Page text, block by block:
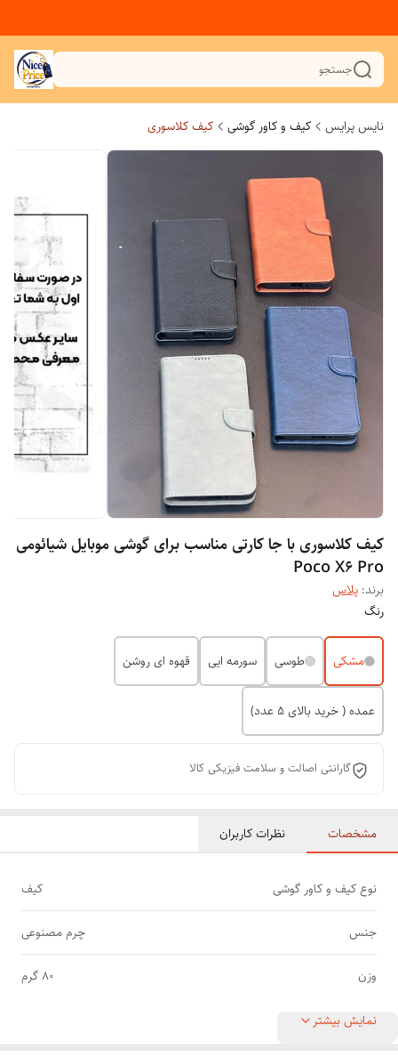
جستجو
نایس پرایس کیف و کاور گوشی کیف کلاسوری
کیف کلاسوری با جا کارتی مناسب برای گوشی موبایل شیائومی
Poco X6 Pro
برند: پلاس
رنگ
مشکی طوسی سورمه ایی قهوه ای روشن
عمده ( خرید بالای 5 عدد)
گارانتی اصالت و سلامت فیزیکی کالا
مشخصات نظرات کاربران
نوع کیف و کاور گوشی کیف
جنس چرم مصنوعی
وزن 80 گرم
نمایش بیشتر